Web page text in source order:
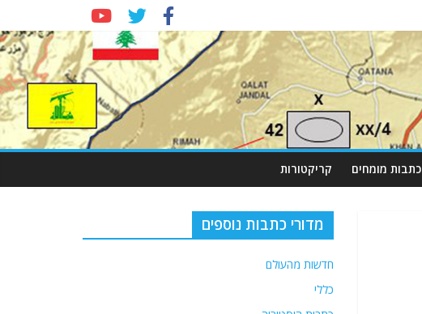
כתבות מומחים קריקטורות
מדורי כתבות נוספים
חדשות מהעולם
כללי